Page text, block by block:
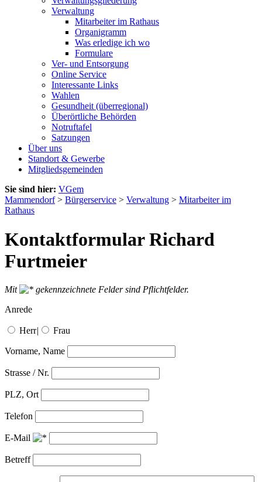
Verwaltung
Mitarbeiter im Rathaus
Organigramm
Was erledige ich wo
Formulare
Ver- und Entsorgung
Online Service
Interessante Links
Wahlen
Gesundheit (überregional)
Überörtliche Behörden
Notruftafel
Satzungen
Über uns
Standort & Gewerbe
Mitgliedsgemeinden
Sie sind hier: VGem
Mammendorf> Bürgerservice > Verwaltung > Mitarbeiter im
Rathaus
Kontaktformular Richard
Furtmeier
Mit
gekennzeichnete Felder sind Pflichtfelder.
Anrede
Herr| Frau
Vorname, Name
Strasse / Nr.
PLZ, Ort
Telefon
E-Mail
Betreff